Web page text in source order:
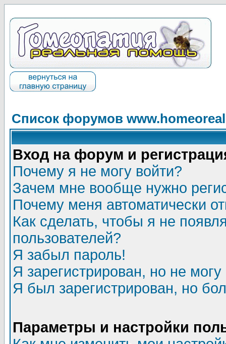
Список форумов
Вход на форум и
Почему я не могу войти?
Зачем мне вообще нужно
Почему меня автоматически
Как сделать, чтобы я не
пользователей?
Я забыл пароль!
Я зарегистрирован, но не могу
Я был зарегистрирован, но
Параметры и настройки